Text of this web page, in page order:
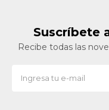
Suscríbete
Recibe todas las